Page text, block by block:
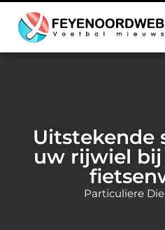
Uitstekende
uw rijwiel
Particuliere